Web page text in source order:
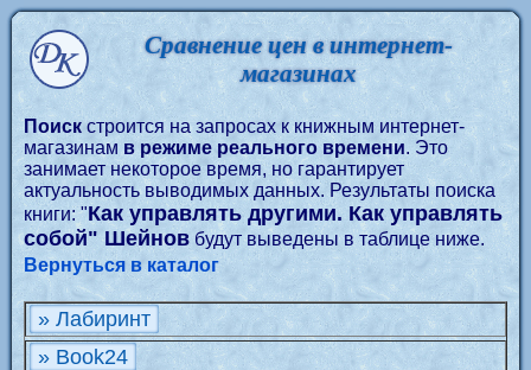
Сравнение цен в интернет-
магазинах
Поиск строится на запросах к книжным интернет-
магазинам в режиме реального времени. Это
занимает некоторое время, но гарантирует
актуальность выводимых данных. Результаты поиска
книги: "Как управлять другими. Как управлять
собой" Шейнов будут выведены в таблице ниже.
Вернуться в каталог
» Лабиринт
» Book24